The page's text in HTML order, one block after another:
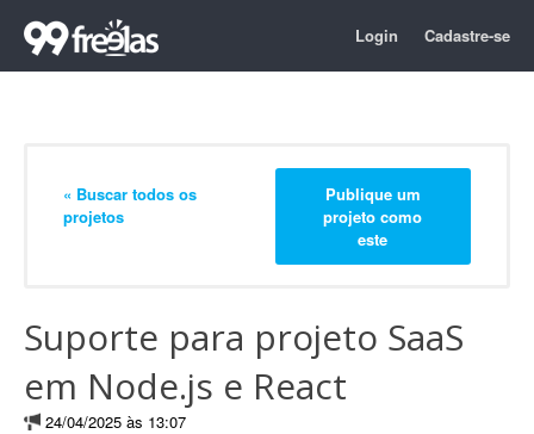
Login Cadastre-se
« Buscar todos os
projetos
Publique um
projeto como
este
Suporte para projeto SaaS
em Node.js e React
24/04/2025 às 13:07